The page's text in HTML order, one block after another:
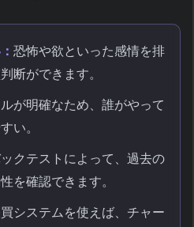
恐怖や欲といった感情を排
断ができます。
が明確なため、誰がやって
い。
クテストによって、過去の
を確認できます。
システムを使えば、チャー